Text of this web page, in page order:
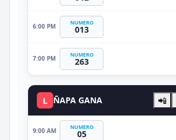
6:00 PM NUMERO
013
7:00 PM NUMERO
263
L ÑAPA GANA 📲
9:00 AM NUMERO
05